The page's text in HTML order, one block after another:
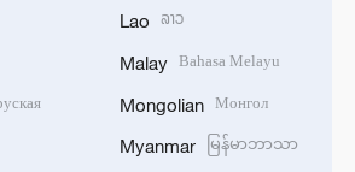
Lao ລາວ
Malay Bahasa Melayu
Mongolian Монгол
Myanmar မြန်မာဘာသာ